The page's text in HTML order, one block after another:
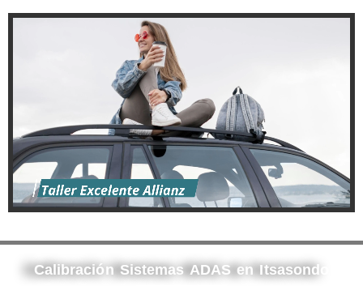
Calibración Sistemas ADAS en Itsasondo